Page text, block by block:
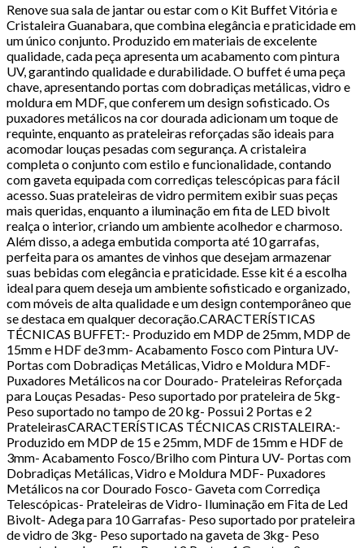
Renove sua sala de jantar ou estar com o Kit Buffet Vitória e
Cristaleira Guanabara, que combina elegância e praticidade em
um único conjunto. Produzido em materiais de excelente
qualidade, cada peça apresenta um acabamento com pintura
UV, garantindo qualidade e durabilidade. O buffet é uma peça
chave, apresentando portas com dobradiças metálicas, vidro e
moldura em MDF, que conferem um design sofisticado. Os
puxadores metálicos na cor dourada adicionam um toque de
requinte, enquanto as prateleiras reforçadas são ideais para
acomodar louças pesadas com segurança. A cristaleira
completa o conjunto com estilo e funcionalidade, contando
com gaveta equipada com corrediças telescópicas para fácil
acesso. Suas prateleiras de vidro permitem exibir suas peças
mais queridas, enquanto a iluminação em fita de LED bivolt
realça o interior, criando um ambiente acolhedor e charmoso.
Além disso, a adega embutida comporta até 10 garrafas,
perfeita para os amantes de vinhos que desejam armazenar
suas bebidas com elegância e praticidade. Esse kit é a escolha
ideal para quem deseja um ambiente sofisticado e organizado,
com móveis de alta qualidade e um design contemporâneo que
se destaca em qualquer decoração.CARACTERÍSTICAS
TÉCNICAS BUFFET:- Produzido em MDP de 25mm, MDP de
15mm e HDF de3 mm- Acabamento Fosco com Pintura UV-
Portas com Dobradiças Metálicas, Vidro e Moldura MDF-
Puxadores Metálicos na cor Dourado- Prateleiras Reforçada
para Louças Pesadas- Peso suportado por prateleira de 5kg-
Peso suportado no tampo de 20 kg- Possui 2 Portas e 2
PrateleirasCARACTERÍSTICAS TÉCNICAS CRISTALEIRA:-
Produzido em MDP de 15 e 25mm, MDF de 15mm e HDF de
3mm- Acabamento Fosco/Brilho com Pintura UV- Portas com
Dobradiças Metálicas, Vidro e Moldura MDF- Puxadores
Metálicos na cor Dourado Fosco- Gaveta com Corrediça
Telescópicas- Prateleiras de Vidro- Iluminação em Fita de Led
Bivolt- Adega para 10 Garrafas- Peso suportado por prateleira
de vidro de 3kg- Peso suportado na gaveta de 3kg- Peso